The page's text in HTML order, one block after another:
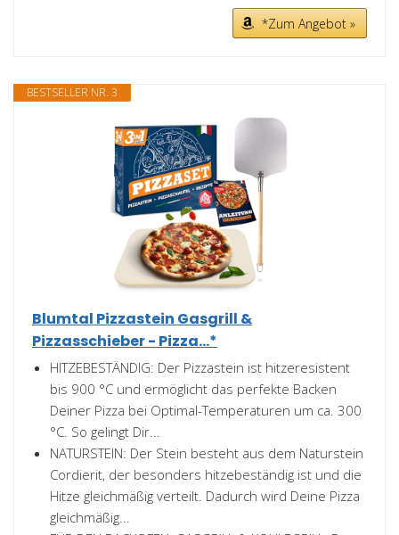
*Zum Angebot »
BESTSELLER NR. 3
Blumtal Pizzastein Gasgrill &
Pizzasschieber - Pizza...*
HITZEBESTÄNDIG: Der Pizzastein ist hitzeresistent
bis 900 °C und ermöglicht das perfekte Backen
Deiner Pizza bei Optimal-Temperaturen um ca. 300
°C. So gelingt Dir...
NATURSTEIN: Der Stein besteht aus dem Naturstein
Cordierit, der besonders hitzebeständig ist und die
Hitze gleichmäßig verteilt. Dadurch wird Deine Pizza
gleichmäßig...